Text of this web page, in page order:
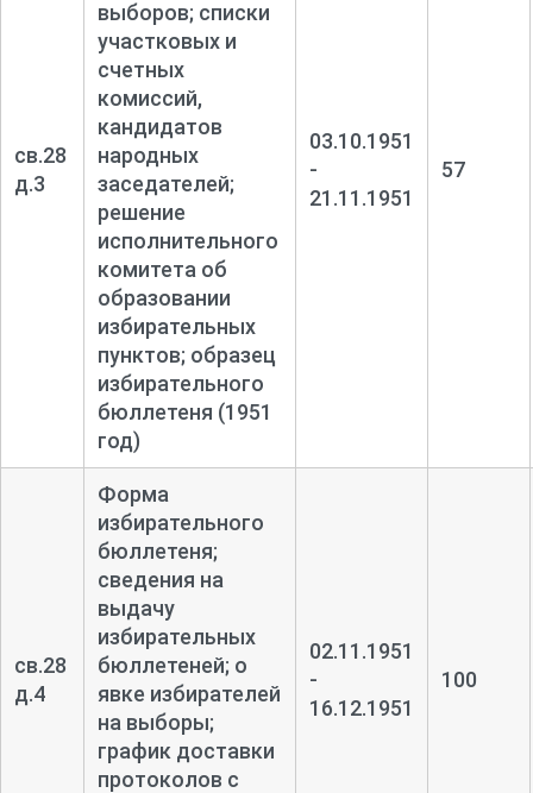
св.28
д.3
выборов; списки
участковых и
счетных
комиссий,
кандидатов
народных
заседателей;
решение
исполнительного
комитета об
образовании
избирательных
пунктов; образец
избирательного
бюллетеня (1951
год)
03.10.1951
-
21.11.1951
57
св.28
д.4
Форма
избирательного
бюллетеня;
сведения на
выдачу
избирательных
бюллетеней; о
явке избирателей
на выборы;
график доставки
протоколов с
02.11.1951
-
16.12.1951
100